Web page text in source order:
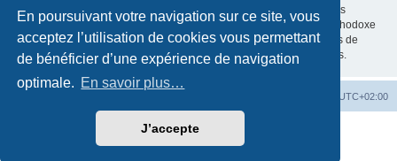
En poursuivant votre navigation sur ce site, vous
acceptez l’utilisation de cookies vous permettant
de bénéficier d’une expérience de navigation
optimale. En savoir plus…
J’accepte
dans notre base de données. Bien que ces informations ne seront pas
diffusées à une tierce partie sans votre consentement, ni « forum - orthodoxe
.com », ni phpBB, ne pourront être tenus comme responsables en cas de
tentative de piratage informatique visant à compromettre vos données.
UTC+02:00
phpBB® Forum Software © phpBB Limited
©